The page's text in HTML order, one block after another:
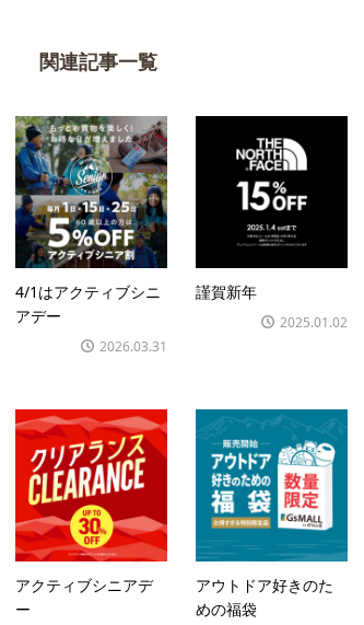
関連記事一覧
4/1はアクティブシニ
アデー
2026.03.31
謹賀新年
2025.01.02
アクティブシニアデ
ー
アウトドア好きのた
めの福袋